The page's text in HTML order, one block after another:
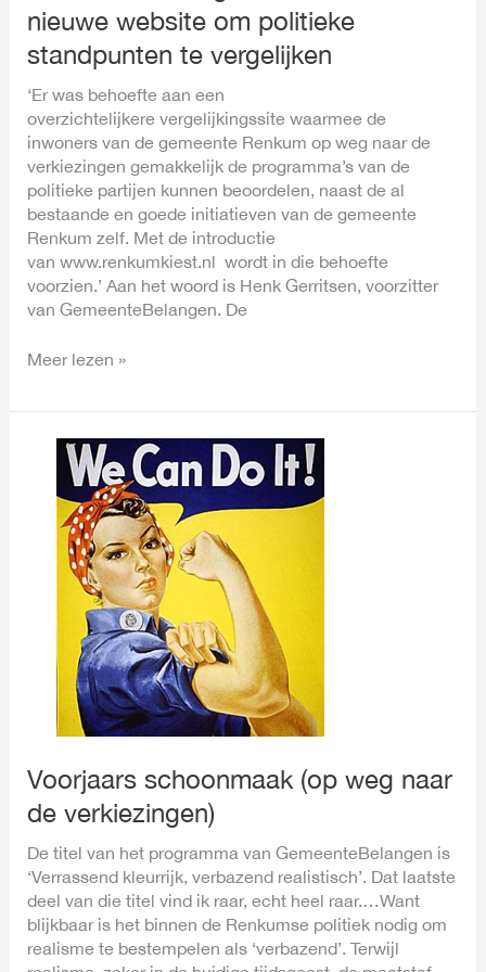
nieuwe website om politieke
standpunten te vergelijken
‘Er was behoefte aan een
overzichtelijkere vergelijkingssite waarmee de
inwoners van de gemeente Renkum op weg naar de
verkiezingen gemakkelijk de programma’s van de
politieke partijen kunnen beoordelen, naast de al
bestaande en goede initiatieven van de gemeente
Renkum zelf. Met de introductie
van www.renkumkiest.nl wordt in die behoefte
voorzien.’ Aan het woord is Henk Gerritsen, voorzitter
van GemeenteBelangen. De
Meer lezen »
Voorjaars schoonmaak (op weg naar
de verkiezingen)
De titel van het programma van GemeenteBelangen is
‘Verrassend kleurrijk, verbazend realistisch’. Dat laatste
deel van die titel vind ik raar, echt heel raar.…Want
blijkbaar is het binnen de Renkumse politiek nodig om
realisme te bestempelen als ‘verbazend’. Terwijl
Voorjaars
schoonmaak
weg
verkiezingen)